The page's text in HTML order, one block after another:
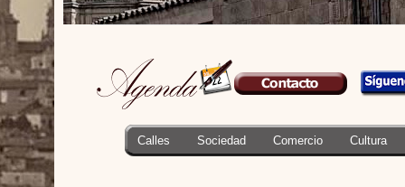
Calles Sociedad Comercio Cultura